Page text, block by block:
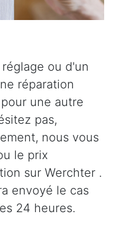
ou d'un
réparation
une autre
pas,
nous vous
le prix
sur Werchter .
envoyé le cas
24 heures.